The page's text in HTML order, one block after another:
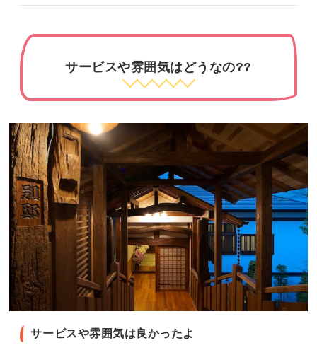
サービスや雰囲気はどうなの??
サービスや雰囲気は良かったよ